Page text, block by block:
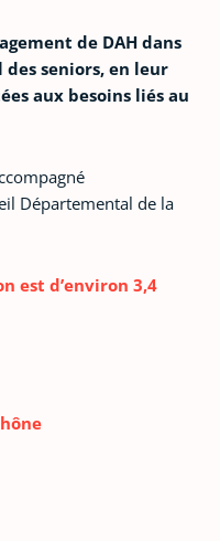
de DAH dans
seniors, en leur
aux besoins liés au
Départemental de la
est d’environ 3,4